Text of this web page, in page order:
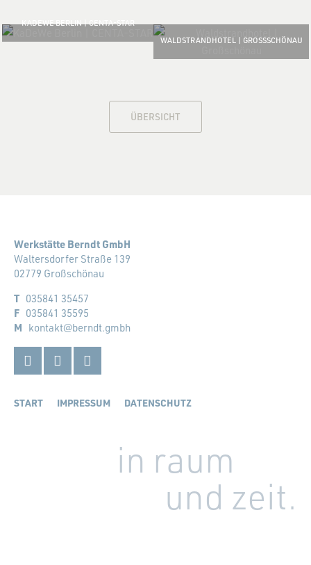
KADEWE BERLIN | CENTA-STAR
WALDSTRANDHOTEL | GROSSSCHÖNAU
ÜBERSICHT
Werkstätte Berndt GmbH
Waltersdorfer Straße 139
02779 Großschönau
T035841 35457
F035841 35595
M kontakt@berndt.gmbh
FacebookInstagram
START IMPRESSUM DATENSCHUTZ
in raum
und zeit.